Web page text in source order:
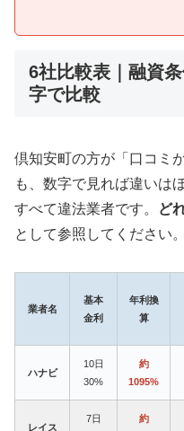
6社比較表｜融資
字で比較
倶知安町の方が「口コミ
も、数字で見れば違いは
すべて違法業者です。
ど
として参照してください。
業者名
基本
金利
年利換
算
ハナビ
10日
30%
約
1095%
レイス
7日
約